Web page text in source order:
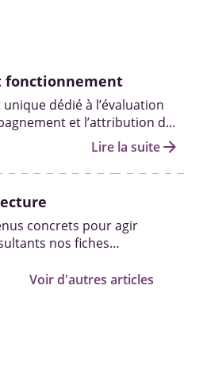
fonctionnement
dédié à l’évaluation
et l’attribution des
handicapées.Lire la suitearrow_forward
concrets pour agir
nos fiches
Voir d'autres articles